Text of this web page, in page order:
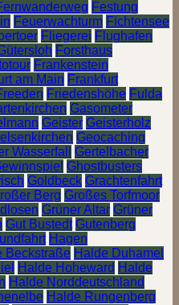
Festung
Feuerwachturm Fichtensee
Fliegerei Flughafen
Forsthaus
Frankenstein
am Main Frankfurt
Friedenshöhe Fulda
Gasometer
Geister Geisterholz
Geocaching
Wasserfall
Gertelbacher
Ghostbusters
Goldbeck Grachtenfahrt
Berg Großes Torfmoor
Grüner Altar Grüner
Gut Bustedt Gutenberg
Hagen
Beckstraße Halde Duhamel
Halde Hoheward Halde
Halde Norddeutschland
Halde Rungenberg